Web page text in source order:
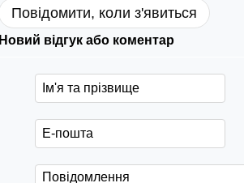
Повідомити, коли з'явиться
Новий відгук або коментар